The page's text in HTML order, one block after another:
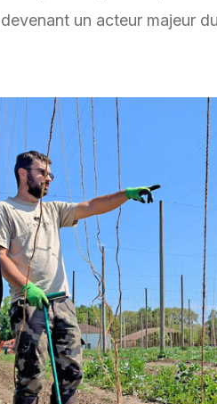
un acteur majeur